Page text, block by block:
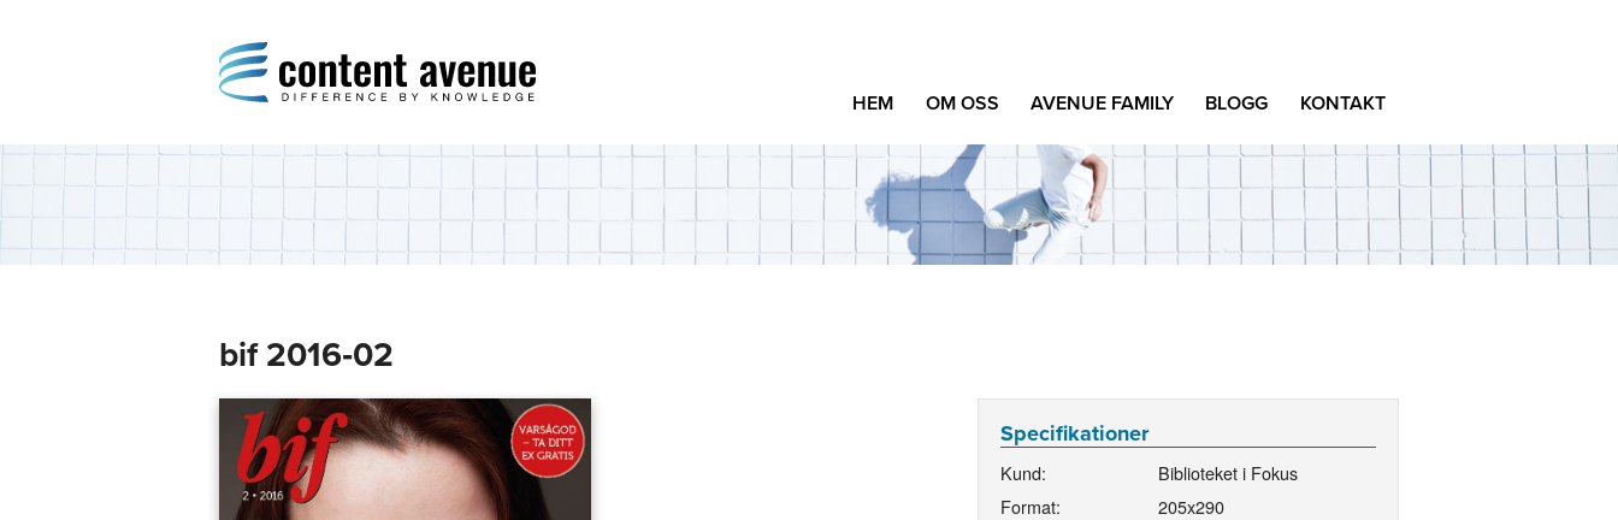
Difference by Knowledge
HEM OM OSS AVENUE FAMILY BLOGG KONTAKT
bif 2016‑02
Specifikationer
Kund:
Biblioteket i Fokus
Format:
205x290